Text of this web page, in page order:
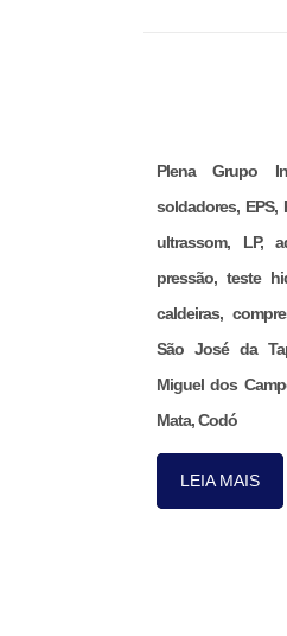
Plena Grupo
soldadores, EPS,
ultrassom, LP,
pressão, teste
caldeiras,
São José da
Miguel dos
Mata, Codó
LEIA MAIS